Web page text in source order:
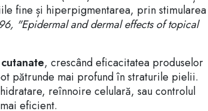
fine și hiperpigmentarea, prin stimularea
"Epidermal and dermal effects of topical
, crescând eficacitatea produselor
pătrunde mai profund în straturile pielii.
reînnoire celulară, sau controlul
eficient.